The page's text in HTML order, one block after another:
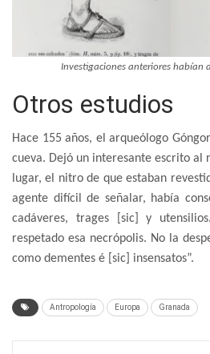
Investigaciones anteriores habían
Otros estudios
Hace 155 años, el arqueólogo
cueva. Dejó un interesante escrito al
lugar, el nitro de que estaban
agente difícil de señalar, había
cadáveres, trages [sic] y
respetado esa necrópolis. No la
como dementes é [sic] insensatos”.
Antropología Europa Granada